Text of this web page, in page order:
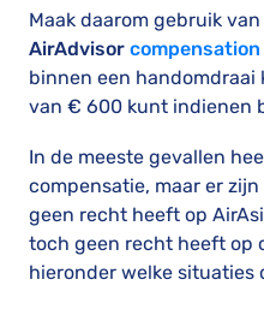
Maak daarom gebruik
AirAdvisor
binnen een handomdraai
van € 600 kunt indienen
In de meeste gevallen
compensatie, maar er
geen recht heeft op
toch geen recht heeft op
hieronder welke situaties